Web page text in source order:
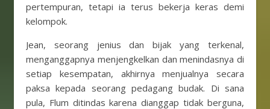
pertempuran, tetapi ia terus bekerja keras demi
kelompok.
Jean, seorang jenius dan bijak yang terkenal,
menganggapnya menjengkelkan dan menindasnya di
setiap kesempatan, akhirnya menjualnya secara
paksa kepada seorang pedagang budak. Di sana
pula, Flum ditindas karena dianggap tidak berguna,